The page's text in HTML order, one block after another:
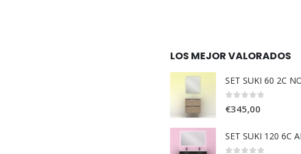
LOS MEJOR VALORADOS
SET SUKI 60 2C
€345,00
SET SUKI 120 6C